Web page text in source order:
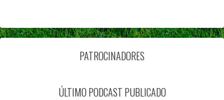
PATROCINADORES
ÚLTIMO PODCAST PUBLICADO